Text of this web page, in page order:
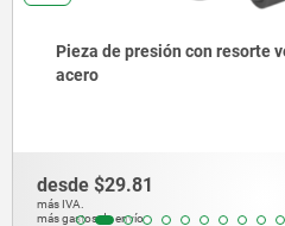
Pieza de presión con muelle,
sin collar, acero inoxidable
desde$39.13
más IVA.
más gastos de envío